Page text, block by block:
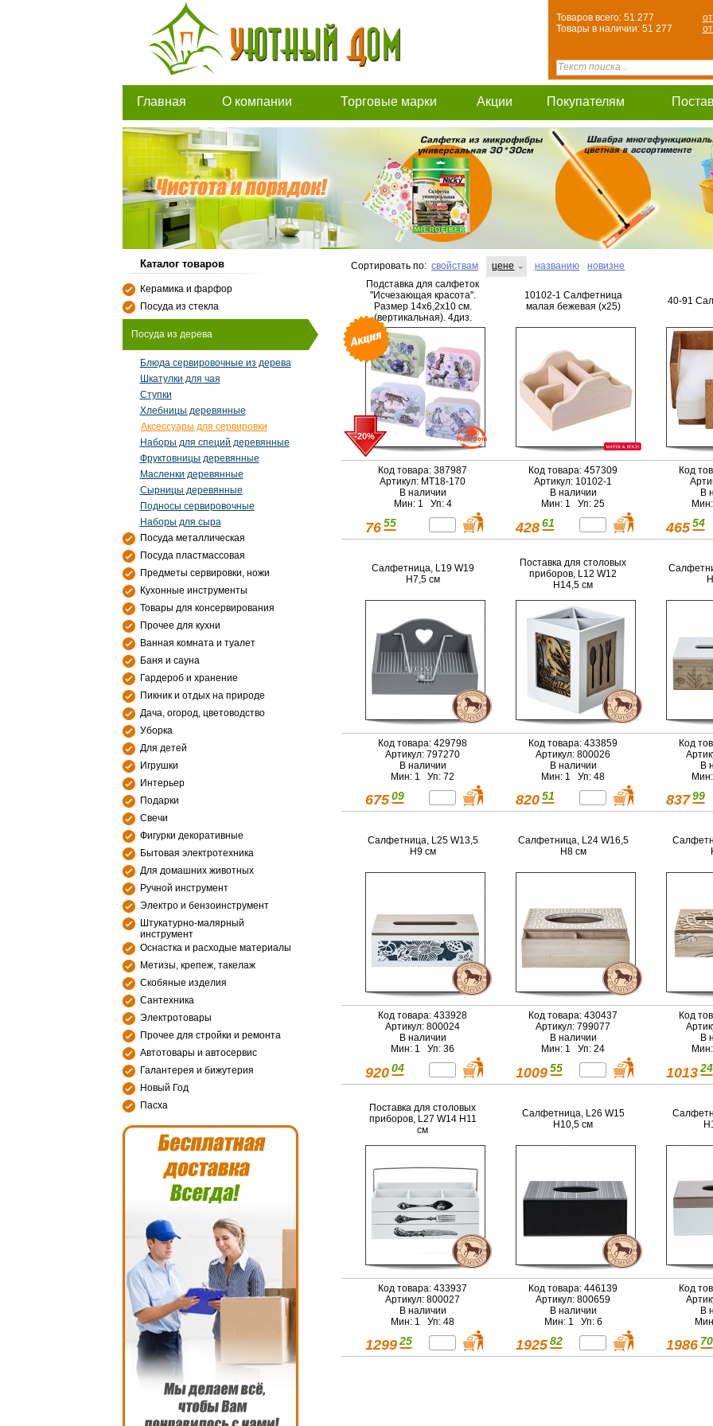
Товаров всего: 51 277
Товары в наличии: 51 277
Главная О компании Торговые марки Акции Покупателям
Каталог товаров
Керамика и фарфор
Посуда из стекла
Посуда из дерева
Блюда сервировочные из дерева
Шкатулки для чая
Ступки
Хлебницы деревянные
Аксессуары для сервировки
Наборы для специй деревянные
Фруктовницы деревянные
Масленки деревянные
Сырницы деревянные
Подносы сервировочные
Наборы для сыра
Посуда металлическая
Посуда пластмассовая
Предметы сервировки, ножи
Кухонные инструменты
Товары для консервирования
Прочее для кухни
Ванная комната и туалет
Баня и сауна
Гардероб и хранение
Пикник и отдых на природе
Дача, огород, цветоводство
Уборка
Для детей
Игрушки
Интерьер
Подарки
Свечи
Фигурки декоративные
Бытовая электротехника
Для домашних животных
Ручной инструмент
Электро и бензоинструмент
Штукатурно-малярный
инструмент
Оснастка и расходые материалы
Метизы, крепеж, такелаж
Скобяные изделия
Сантехника
Электротовары
Прочее для стройки и ремонта
Автотовары и автосервис
Галантерея и бижутерия
Новый Год
Пасха
Сортировать по: свойствам цене названию
новизне
Подставка для салфеток
"Исчезающая красота".
Размер 14х6,2х10 см.
(вертикальная). 4диз.
-20%
Код товара: 387987
Артикул: МТ18-170
В наличии
Мин: 1 Уп: 4
76 55
10102-1 Салфетница
малая бежевая (х25)
Код товара: 457309
Артикул: 10102-1
В наличии
Мин: 1 Уп: 25
428 61
40-91
Код
В
465 54
Салфетница, L19 W19
H7,5 см
Код товара: 429798
Артикул: 797270
В наличии
Мин: 1 Уп: 72
675 09
Поставка для столовых
приборов, L12 W12
H14,5 см
Код товара: 433859
Артикул: 800026
В наличии
Мин: 1 Уп: 48
820 51
Код
В
837 99
Салфетница, L25 W13,5
H9 см
Код товара: 433928
Артикул: 800024
В наличии
Мин: 1 Уп: 36
920 04
Салфетница, L24 W16,5
H8 см
Код товара: 430437
Артикул: 799077
В наличии
Мин: 1 Уп: 24
1009 55
Код
В
1013 24
Поставка для столовых
приборов, L27 W14 H11
см
Код товара: 433937
Артикул: 800027
В наличии
Мин: 1 Уп: 48
1299 25
Салфетница, L26 W15
H10,5 см
Код товара: 446139
Артикул: 800659
В наличии
Мин: 1 Уп: 6
1925 82
Код
В
1986 70